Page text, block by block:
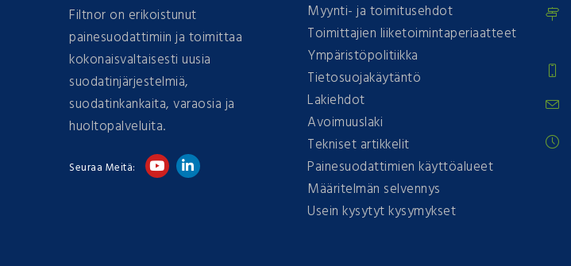
Filtnor on erikoistunut
painesuodattimiin ja toimittaa
kokonaisvaltaisesti uusia
suodatinjärjestelmiä,
suodatinkankaita, varaosia ja
huoltopalveluita.
Seuraa Meitä:
Myynti- ja toimitusehdot
Toimittajien liiketoimintaperiaatteet
Ympäristöpolitiikka
Tietosuojakäytäntö
Lakiehdot
Avoimuuslaki
Tekniset artikkelit
Painesuodattimien käyttöalueet
Määritelmän selvennys
Usein kysytyt kysymykset